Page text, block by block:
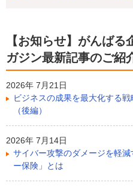
【お知らせ】がんばる
ガジン最新記事のご紹
2026年 7月21日
ビジネスの成果を最大化する
（後編）
2026年 7月14日
サイバー攻撃のダメージを軽
ー保険」とは